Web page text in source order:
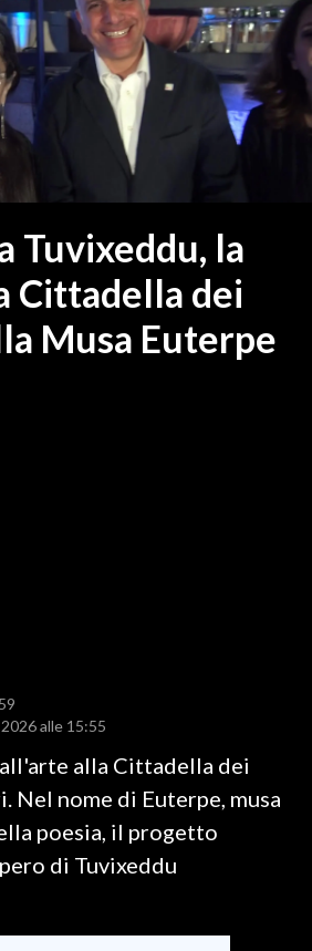
Tuvixeddu, la
Cittadella dei
Musa Euterpe
alle 15:55
alla Cittadella dei
Nel nome di Euterpe, musa
poesia, il progetto
di Tuvixeddu